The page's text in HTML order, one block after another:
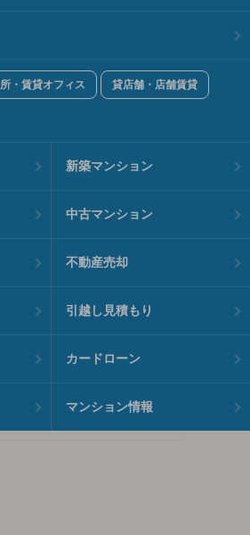
・賃貸オフィス 貸店舗・店舗賃貸
新築マンション
中古マンション
不動産売却
引越し見積もり
カードローン
マンション情報